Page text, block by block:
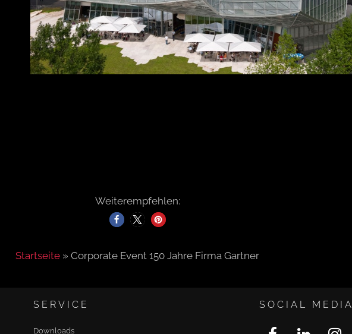
Weiterempfehlen:
Startseite » Corporate Event 150 Jahre Firma Gartner
SERVICE
Downloads
SOCIAL MEDIA